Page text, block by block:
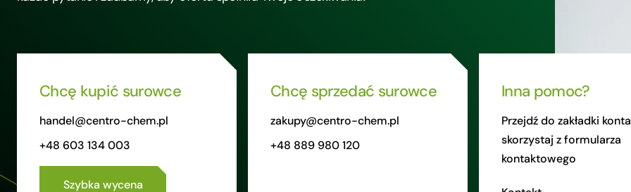
Chcę kupić surowce
handel@centro-chem.pl
+48 603 134 003
Szybka wycena
Chcę sprzedać surowce
zakupy@centro-chem.pl
+48 889 980 120
Inna pomoc?
Przejdź do zakładki
skorzystaj z formularza
kontaktowego